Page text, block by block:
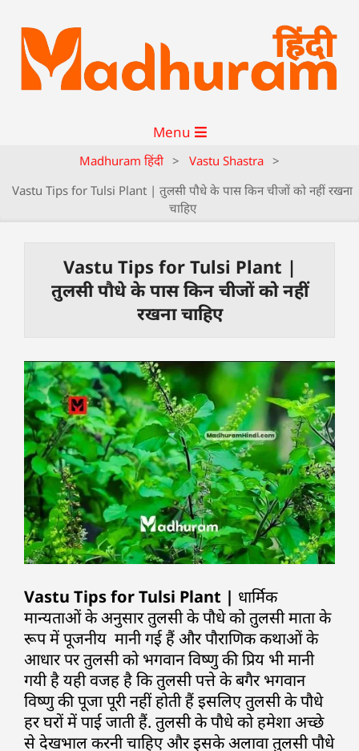
Menu
Madhuram हिंदी > Vastu Shastra >
Vastu Tips for Tulsi Plant | तुलसी पौधे के पास किन चीजों को नहीं रखना
चाहिए
Vastu Tips for Tulsi Plant |
तुलसी पौधे के पास किन चीजों को नहीं
रखना चाहिए
Vastu Tips for Tulsi Plant | धार्मिक
मान्यताओं के अनुसार तुलसी के पौधे को तुलसी माता के
रूप में पूजनीय मानी गई हैं और पौराणिक कथाओं के
आधार पर तुलसी को भगवान विष्णु की प्रिय भी मानी
गयी है यही वजह है कि तुलसी पत्ते के बगैर भगवान
विष्णु की पूजा पूरी नहीं होती हैं इसलिए तुलसी के पौधे
हर घरों में पाई जाती हैं. तुलसी के पौधे को हमेशा अच्छे
से देखभाल करनी चाहिए और इसके अलावा तुलसी पौधे